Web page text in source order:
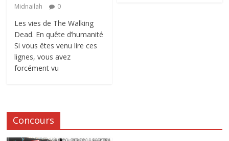
Midnailah
0
Les vies de The Walking
Dead. En quête d’humanité
Si vous êtes venu lire ces
lignes, vous avez
forcément vu
Concours